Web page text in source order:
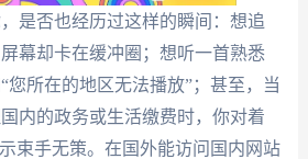
是否也经历过这样的瞬间：想追
幕却卡在缓冲圈；想听一首熟悉
您所在的地区无法播放”；甚至，当
内的政务或生活缴费时，你对着
束手无策。在国外能访问国内网站